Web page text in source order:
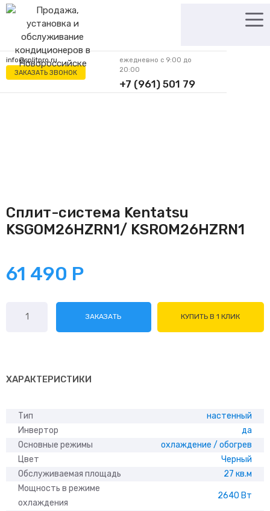
Перейти
содержимому
info@splitpro.ru
ЗАКАЗАТЬ ЗВОНОК
ежедневно с 9:00 до
20:00
+7 (961) 501 79
62
Сплит-система Kentatsu
KSGOM26HZRN1/ KSROM26HZRN1
61 490 Р
товара
ЗАКАЗАТЬ КУПИТЬ В 1 КЛИК
ХАРАКТЕРИСТИКИ
Тип
настенный
Инвертор
да
Основные режимы
охлаждение / обогрев
Цвет
Черный
Обслуживаемая площадь
27 кв.м
Мощность в режиме
охлаждения
2640 Вт